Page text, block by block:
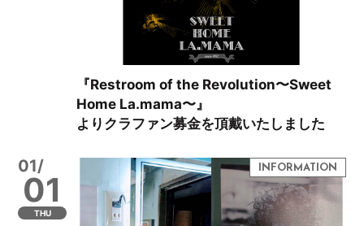
『Restroom of the Revolution〜Sweet
Home La.mama〜』
よりクラファン募金を頂戴いたしました
01/
01
THU